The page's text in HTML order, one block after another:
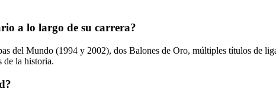
a lo largo de su carrera?
del Mundo (1994 y 2002), dos Balones de Oro, múltiples títulos de
de la historia.